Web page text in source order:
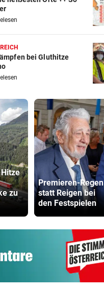
bei Gluthitze
zu
Premieren-Regen
statt Reigen bei
den Festspielen